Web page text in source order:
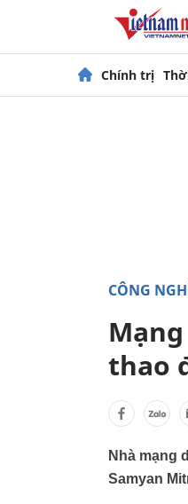
Chính trị
CÔNG
thao
Nhà mạng
Samyan